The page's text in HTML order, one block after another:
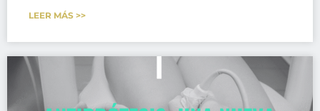
LEER MÁS >>